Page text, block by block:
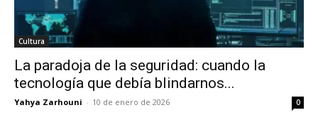
Cultura
La paradoja de la seguridad: cuando la
tecnología que debía blindarnos...
Yahya Zarhouni - 10 de enero de 2026 0